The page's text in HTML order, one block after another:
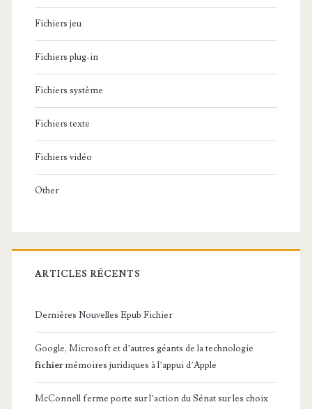
Fichiers jeu
Fichiers plug-in
Fichiers système
Fichiers texte
Fichiers vidéo
Other
ARTICLES RÉCENTS
Dernières Nouvelles Epub Fichier
Google, Microsoft et d’autres géants de la technologie
fichier mémoires juridiques à l’appui d’Apple
McConnell ferme porte sur l’action du Sénat sur les choix